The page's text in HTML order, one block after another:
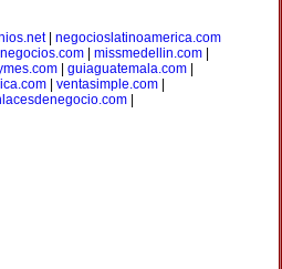
| negocioslatinoamerica.com
missmedellin.com
| guiaguatemala.com|
ventasimple.com